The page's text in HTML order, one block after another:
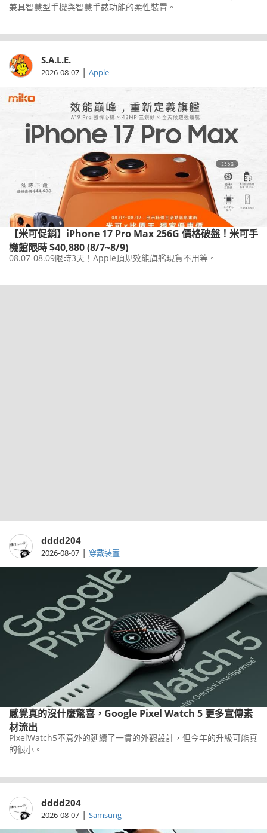
兼具智慧型手機與智慧手錶功能的柔性裝置。
S.A.L.E.
2026-08-07 | Apple
【米可促銷】iPhone 17 Pro Max 256G 價格破盤！米可手
機館限時 $40,880 (8/7~8/9)
08.07-08.09限時3天！Apple頂規效能旗艦現貨不用等。
dddd204
2026-08-07 | 穿戴裝置
感覺真的沒什麼驚喜，Google Pixel Watch 5 更多宣傳素
材流出
PixelWatch5不意外的延續了一貫的外觀設計，但今年的升級可能真
的很小。
dddd204
2026-08-07 | Samsung